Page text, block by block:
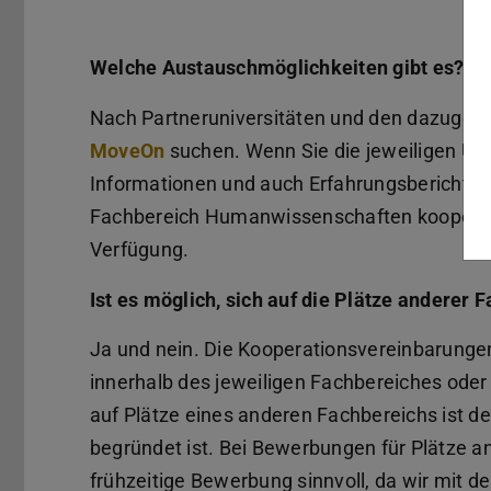
Welche Austauschmöglichkeiten gibt es?
Nach Partneruniversitäten und den
MoveOn suchen. Wenn Sie die jeweiligen
Informationen und auch
Fachbereich Humanwissenschaften
Verfügung.
Ist es möglich, sich auf die Plätze anderer
Ja und nein. Die
innerhalb des jeweiligen Fachbereiches
auf Plätze eines anderen Fachbereichs ist
begründet ist. Bei Bewerbungen für Plätze
frühzeitige Bewerbung sinnvoll, da wir mit